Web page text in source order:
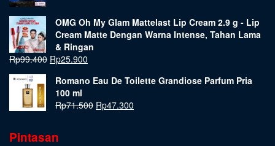
OMG Oh My Glam Mattelast Lip Cream 2.9 g - Lip
Cream Matte Dengan Warna Intense, Tahan Lama
& Ringan
Rp99.400 Rp25.900
Romano Eau De Toilette Grandiose Parfum Pria
100 ml
Rp71.500 Rp47.300
Pintasan